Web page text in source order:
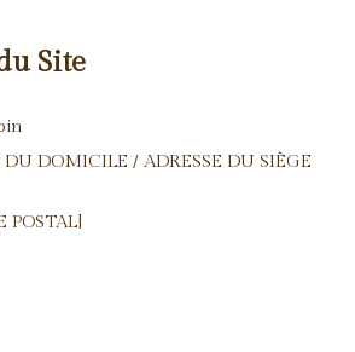
Site
DU DOMICILE / ADRESSE DU SIÈGE
POSTAL]